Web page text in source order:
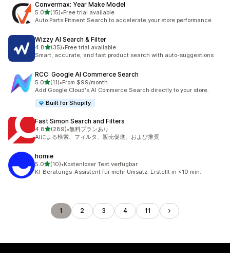
Convermax: Year Make Model
5.05つ星中
(15)
合計レビュー数：15件
•Free trial available
Auto Parts Fitment Search to accelerate your store performance
Wizzy AI Search & Filter
4.85つ星中
(35)
合計レビュー数：35件
•Free trial available
Smart, accurate, and fast product search with auto-suggestions
RCC: Google AI Commerce Search
5.05つ星中
(11)
合計レビュー数：11件
•From $99/month
Add Google Cloud's AI Commerce Search directly to your store.
Built for Shopify
Fast Simon Search and Filters
4.85つ星中
(289)
合計レビュー数：289件
•無料プランあり
AIによる検索、フィルタ、販売促進、および推奨
homie
5.05つ星中
(10)
合計レビュー数：10件
•Kostenloser Test verfügbar
KI-Beratungs-Assistent für mehr Umsatz. Erstellt in <10 min.
1 2 3 4 11